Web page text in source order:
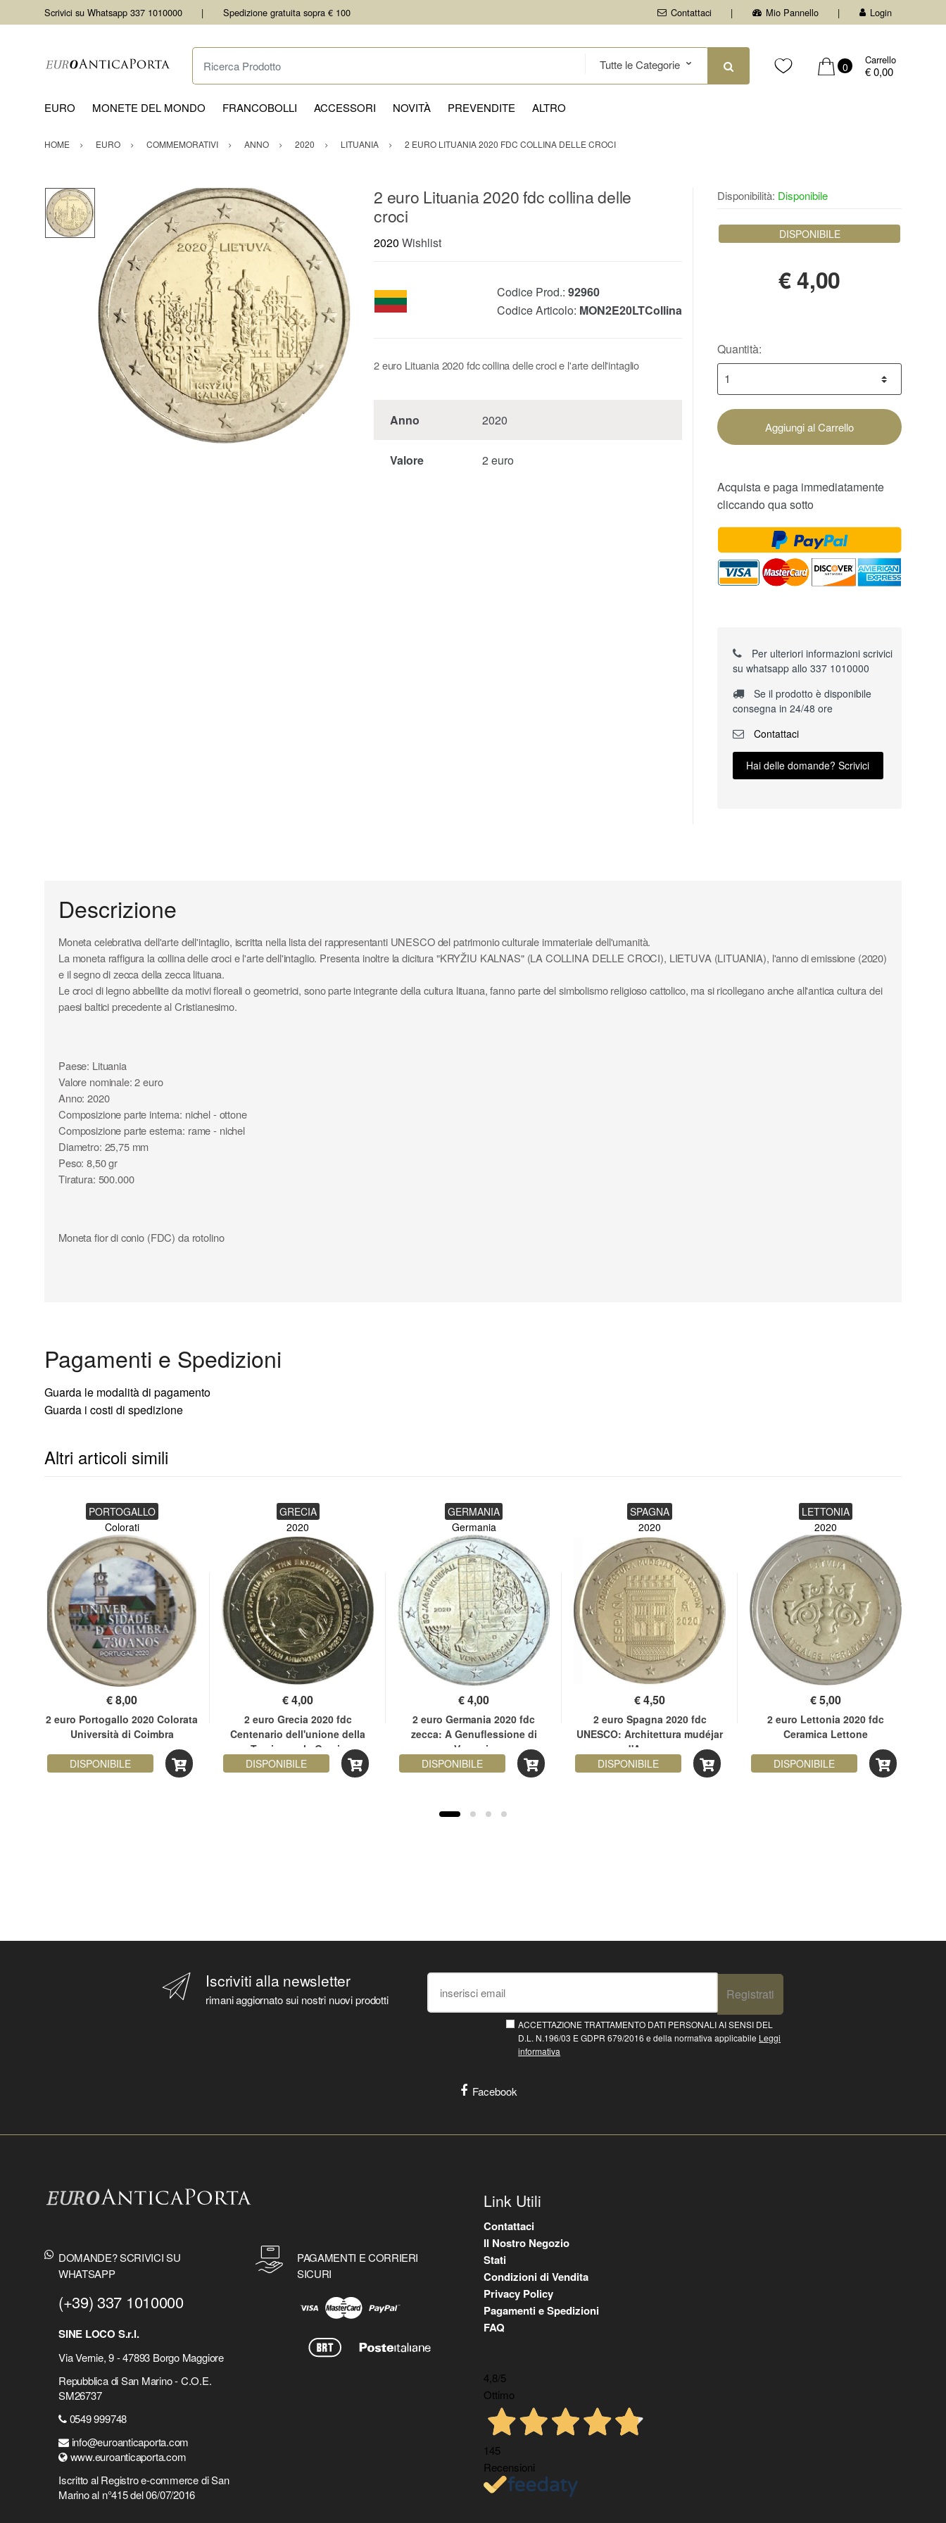
Scrivici su Whatsapp 337 1010000 Spedizione gratuita sopra € 100 Contattaci Mio Pannello Login
Ricerca Prodotto
0
Carrello
€ 0,00
EURO MONETE DEL MONDO FRANCOBOLLI ACCESSORI NOVITÀ PREVENDITE ALTRO
HOME EURO COMMEMORATIVI ANNO 2020 LITUANIA 2 EURO LITUANIA 2020 FDC COLLINA DELLE CROCI
2 euro Lituania 2020 fdc collina delle
croci
2020 Wishlist
Codice Prod.: 92960
Codice Articolo: MON2E20LTCollina
2 euro Lituania 2020 fdc collina delle croci e l'arte dell'intaglio
Anno 2020
Valore 2 euro
Disponibilità: Disponibile
DISPONIBILE
€4,00
Quantità:
Aggiungi al Carrello
Acquista e paga immediatamente
cliccando qua sotto
Per ulteriori informazioni scrivici
su whatsapp allo 337 1010000
Se il prodotto è disponibile
consegna in 24/48 ore
Contattaci
Hai delle domande? Scrivici
Descrizione
Moneta celebrativa dell'arte dell'intaglio, iscritta nella lista dei rappresentanti UNESCO del patrimonio culturale immateriale dell'umanità.
La moneta raffigura la collina delle croci e l'arte dell'intaglio. Presenta inoltre la dicitura "KRYŽIU KALNAS" (LA COLLINA DELLE CROCI), LIETUVA (LITUANIA), l'anno di emissione (2020)
e il segno di zecca della zecca lituana.
Le croci di legno abbellite da motivi floreali o geometrici, sono parte integrante della cultura lituana, fanno parte del simbolismo religioso cattolico, ma si ricollegano anche all'antica cultura dei
paesi baltici precedente al Cristianesimo.
Paese: Lituania
Valore nominale: 2 euro
Anno: 2020
Composizione parte interna: nichel - ottone
Composizione parte esterna: rame - nichel
Diametro: 25,75 mm
Peso: 8,50 gr
Tiratura: 500.000
Moneta fior di conio (FDC) da rotolino
Pagamenti e Spedizioni
Guarda le modalità di pagamento
Guarda i costi di spedizione
Altri articoli simili
PORTOGALLO
Colorati
€8,00
2 euro Portogallo 2020 Colorata
Università di Coimbra
DISPONIBILE
GRECIA
2020
€4,00
2 euro Grecia 2020 fdc
Centenario dell'unione della
Tracia con la Grecia
DISPONIBILE
GERMANIA
Germania
€4,00
2 euro Germania 2020 fdc
zecca: A Genuflessione di
Varsavia
DISPONIBILE
SPAGNA
2020
€4,50
2 euro Spagna 2020 fdc
UNESCO: Architettura mudéjar
d'Aragona
DISPONIBILE
LETTONIA
2020
€5,00
2 euro Lettonia 2020 fdc
Ceramica Lettone
DISPONIBILE
Iscriviti alla newsletter
rimani aggiornato sui nostri nuovi prodotti Registrati
ACCETTAZIONE TRATTAMENTO DATI PERSONALI AI SENSI DEL
D.L. N.196/03 E GDPR 679/2016 e della normativa applicabile Leggi
informativa
Facebook
DOMANDE? SCRIVICI SU
WHATSAPP
(+39) 337 1010000
SINE LOCO S.r.l.
Via Vernie, 9 - 47893 Borgo Maggiore
Repubblica di San Marino - C.O.E.
SM26737
0549 999748
info@euroanticaporta.com
www.euroanticaporta.com
Iscritto al Registro e-commerce di San
Marino al n°415 del 06/07/2016
PAGAMENTI E CORRIERI
SICURI
Link Utili
Contattaci
Il Nostro Negozio
Stati
Condizioni di Vendita
Privacy Policy
Pagamenti e Spedizioni
FAQ
4,8/5
Ottimo
145
Recensioni